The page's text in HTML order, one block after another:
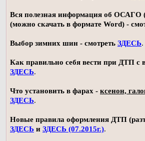
Вся полезная информация об ОСАГО
(можно скачать в формате Word) -
Выбор зимних шин - смотреть ЗДЕСЬ.
Как правильно себя вести при ДТП с
ЗДЕСЬ.
Что установить в фарах - ксенон,
ЗДЕСЬ.
Новые правила оформления ДТП
ЗДЕСЬ и ЗДЕСЬ (07.2015г.).